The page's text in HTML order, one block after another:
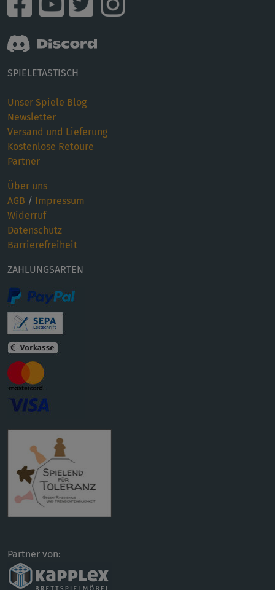
SPIELETASTISCH
Unser Spiele Blog
Newsletter
Versand und Lieferung
Kostenlose Retoure
Partner
Über uns
AGB / Impressum
Widerruf
Datenschutz
Barrierefreiheit
ZAHLUNGSARTEN
Partner von: